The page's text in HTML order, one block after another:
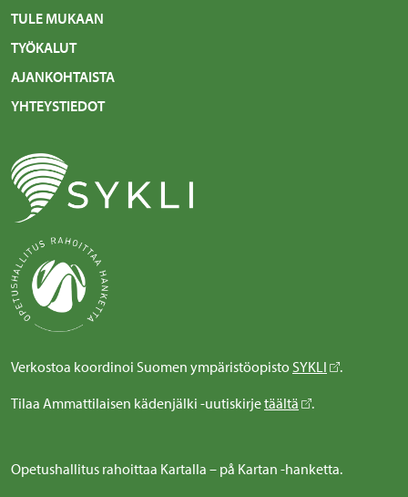
TULE MUKAAN
TYÖKALUT
AJANKOHTAISTA
YHTEYSTIEDOT
Verkostoa koordinoi Suomen ympäristöopisto SYKLI
.
Tilaa Ammattilaisen kädenjälki -uutiskirjetäältä .
Opetushallitus rahoittaa Kartalla – på Kartan -hanketta.